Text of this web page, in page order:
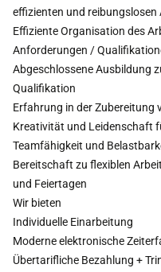
effizienten und reibungslosen
Effiziente Organisation des
Anforderungen /
Abgeschlossene Ausbildung
Qualifikation
Erfahrung in der Zubereitung
Kreativität und Leidenschaft
Teamfähigkeit und
Bereitschaft zu flexiblen
und Feiertagen
Wir bieten
Individuelle Einarbeitung
Moderne elektronische
Übertarifliche Bezahlung +